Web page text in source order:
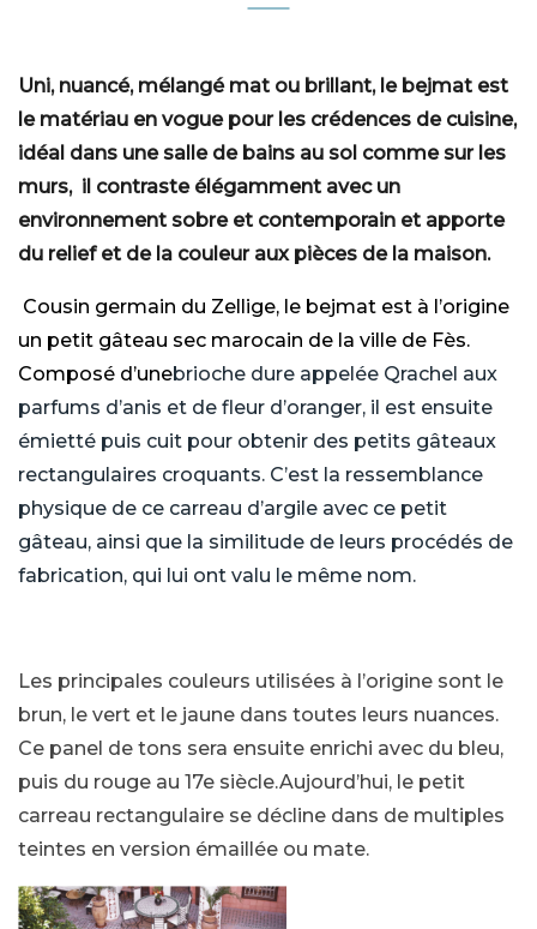
Uni, nuancé, mélangé mat ou brillant, le bejmat est
le matériau en vogue pour les crédences de cuisine,
idéal dans une salle de bains au sol comme sur les
murs, il contraste élégamment avec un
environnement sobre et contemporain et apporte
du relief et de la couleur aux pièces de la maison.
Cousin germain du Zellige, le bejmat est à l’origine
un petit gâteau sec marocain de la ville de Fès.
Composé d’unebrioche dure appelée Qrachel aux
parfums d’anis et de fleur d’oranger, il est ensuite
émietté puis cuit pour obtenir des petits gâteaux
rectangulaires croquants. C’est la ressemblance
physique de ce carreau d’argile avec ce petit
gâteau, ainsi que la similitude de leurs procédés de
fabrication, qui lui ont valu le même nom.
Les principales couleurs utilisées à l’origine sont le
brun, le vert et le jaune dans toutes leurs nuances.
Ce panel de tons sera ensuite enrichi avec du bleu,
puis du rouge au 17e siècle.Aujourd’hui, le petit
carreau rectangulaire se décline dans de multiples
teintes en version émaillée ou mate.